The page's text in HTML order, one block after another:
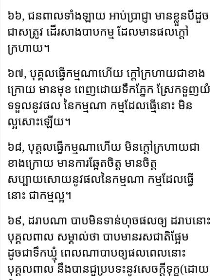
៦៦, ជនពាលទាំងឡាយ អាប់ប្រាជ្ញា មានខ្លួនបីដួច
ជាសត្រូវ ដើរសាងបាបកម្ម ដែលមានផលក្តៅ
ក្រហាយ។
៦៧, បុគ្គលធើ្វកម្មណាហើយ ក្តៅក្រហាយជាខាង
ក្រោយ មានមុខ ពេញដោយទឹកភ្នែក ស្រែកទួញយំ
ទទួលនូវផល នៃកម្មណា កម្មដែលធ្មើនោះ មិន
ល្អសោះឡើយ។
៦៨, បុគ្គលធ្វើកម្មណាហើយ មិនក្តៅក្រហាយជា
ខាងក្រោយ មានការឆ្អែតចិត្ត មានចិត្ត
សប្បាយសោយនូវផលនៃកម្មណា កម្មដែលធ្វើ
នោះ ជាកម្មល្អ។
៦៩, ដរាបណា បាបមិនទាន់ហុចផលឲ្យ ដរាបនោះ
បុគ្គលពាល សម្គាល់ថា បាបមានរសជាតិផ្អែម
ដូចជាទឹកឃ្មុំ ពេលណាបាបឲ្យផលពេលនោះ
បុគ្គលពាល នឹងបានជួប្របទះនូវសេចក្តីទុក្ខ(ដោយ